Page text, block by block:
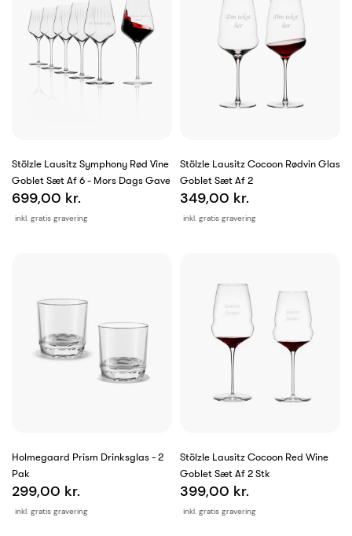
Stölzle Lausitz Symphony Rød Vine
Goblet Sæt Af 6 - Mors Dags Gave
inkl. gratis gravering
699,00 kr.
Stölzle Lausitz Cocoon Rødvin Glas
Goblet Sæt Af 2
inkl. gratis gravering
349,00 kr.
Holmegaard Prism Drinksglas - 2
Pak
inkl. gratis gravering
299,00 kr.
Stölzle Lausitz Cocoon Red Wine
Goblet Sæt Af 2 Stk
inkl. gratis gravering
399,00 kr.